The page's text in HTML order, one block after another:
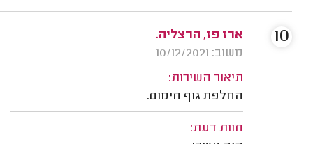
ארז פז, הרצליה.
משוב: 10/12/2021
תיאור השירות:
החלפת גוף חימום.
חוות דעת:
10